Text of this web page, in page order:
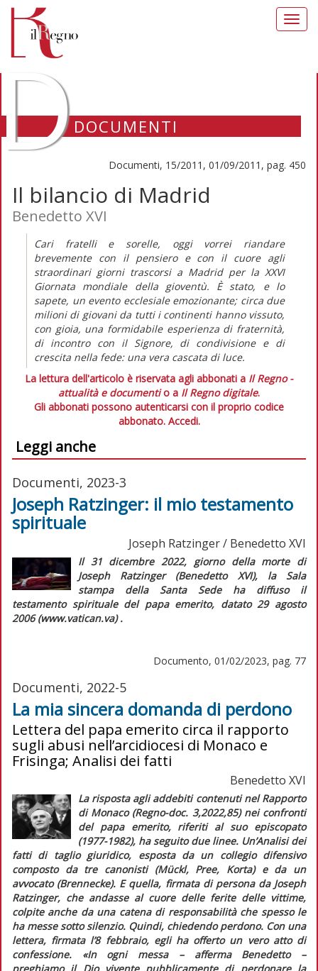
DOCUMENTI
Documenti, 15/2011, 01/09/2011, pag. 450
Il bilancio di Madrid
Benedetto XVI
Cari fratelli e sorelle, oggi vorrei riandare
brevemente con il pensiero e con il cuore agli
straordinari giorni trascorsi a Madrid per la XXVI
Giornata mondiale della gioventù. È stato, e lo
sapete, un evento ecclesiale emozionante; circa due
milioni di giovani da tutti i continenti hanno vissuto,
con gioia, una formidabile esperienza di fraternità,
di incontro con il Signore, di condivisione e di
crescita nella fede: una vera cascata di luce.
La lettura dell'articolo è riservata agli abbonati a Il Regno -
attualità e documentio a Il Regno digitale.
Gli abbonati possono autenticarsi con il proprio codice
abbonato. Accedi.
Leggi anche
Documenti, 2023-3
Joseph Ratzinger: il mio testamento
spirituale
Joseph Ratzinger / Benedetto XVI
Il 31 dicembre 2022, giorno della morte di
Joseph Ratzinger (Benedetto XVI), la Sala
stampa della Santa Sede ha diffuso il
testamento spirituale del papa emerito, datato 29 agosto
2006 (www.vatican.va) .
Documento, 01/02/2023, pag. 77
Documenti, 2022-5
La mia sincera domanda di perdono
Lettera del papa emerito circa il rapporto
sugli abusi nell’arcidiocesi di Monaco e
Frisinga; Analisi dei fatti
Benedetto XVI
La risposta agli addebiti contenuti nel Rapporto
di Monaco (Regno-doc. 3,2022,85) nei confronti
del papa emerito, riferiti al suo episcopato
(1977-1982), ha seguito due linee. Un’Analisi dei
fattidi taglio giuridico, esposta da un collegio difensivo
composto da tre canonisti (Mückl, Pree, Korta) e da un
avvocato (Brennecke). E quella, firmata di persona da Joseph
Ratzinger, che andasse al cuore delle ferite delle vittime,
colpite anche da una catena di responsabilità che spesso le
ha messe sotto silenzio. Quindi, chiedendo perdono. Con una
lettera, firmata l’8 febbraio, egli ha offerto un vero atto di
confessione. «In ogni messa – afferma Benedetto –